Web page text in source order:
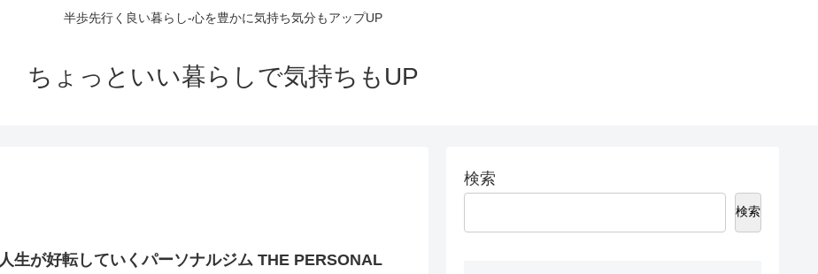
半歩先行く良い暮らし-心を豊かに気持ち気分もアップUP
ちょっといい暮らしで気持ちもUP
人生が好転していくパーソナルジム THE PERSONAL
検索
検索